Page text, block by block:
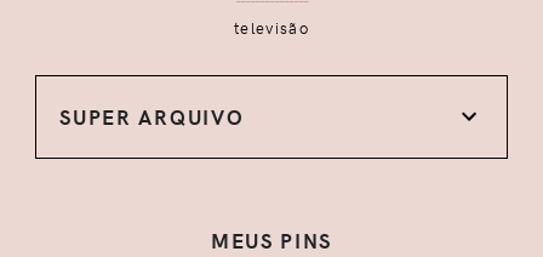
televisão
SUPER ARQUIVO
MEUS PINS